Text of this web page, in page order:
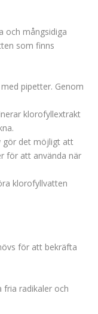
och mångsidiga
som finns
pipetter. Genom
klorofyllextrakt
gör det möjligt att
för att använda när
klorofyllvatten
för att bekräfta
fria radikaler och